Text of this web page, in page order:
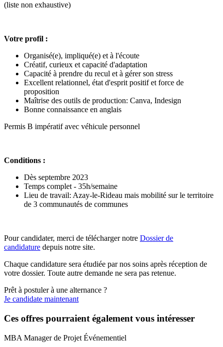
(liste non exhaustive)
Votre profil :
Organisé(e), impliqué(e) et à l'écoute
Créatif, curieux et capacité d'adaptation
Capacité à prendre du recul et à gérer son stress
Excellent relationnel, état d'esprit positif et force de
proposition
Maîtrise des outils de production: Canva, Indesign
Bonne connaissance en anglais
Permis B impératif avec véhicule personnel
Conditions :
Dès septembre 2023
Temps complet - 35h/semaine
Lieu de travail: Azay-le-Rideau mais mobilité sur le territoire
de 3 communautés de communes
Pour candidater, merci de télécharger notre Dossier de
candidature depuis notre site.
Chaque candidature sera étudiée par nos soins après réception de
votre dossier. Toute autre demande ne sera pas retenue.
Prêt à postuler à une alternance ?
Je candidate maintenant
Ces offres pourraient également vous intéresser
MBA Manager de Projet Événementiel